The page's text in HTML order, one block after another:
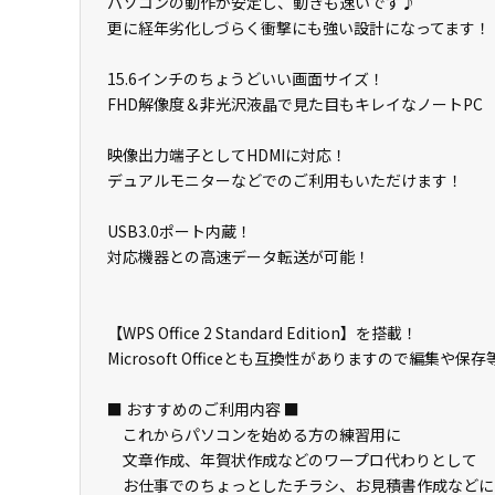
更に経年劣化しづらく衝撃にも強い設計になってます！
15.6インチのちょうどいい画面サイズ！
FHD解像度＆非光沢液晶で見た目もキレイなノートPC
映像出力端子としてHDMIに対応！
デュアルモニターなどでのご利用もいただけます！
USB3.0ポート内蔵！
対応機器との高速データ転送が可能！
【WPS Office 2 Standard Edition】を搭載！
Microsoft Officeとも互換性がありますので編集や保存
■ おすすめのご利用内容 ■
これからパソコンを始める方の練習用に
文章作成、年賀状作成などのワープロ代わりとして
お仕事でのちょっとしたチラシ、お見積書作成などに